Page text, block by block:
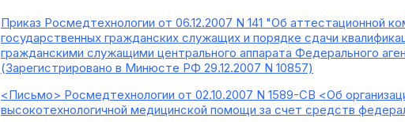
Приказ Росмедтехнологии от 06.12.2007 N 141 "Об аттестационной
государственных гражданских служащих и порядке сдачи
гражданскими служащими центрального аппарата Федерального
(Зарегистрировано в Минюсте РФ 29.12.2007 N 10857)
<Письмо> Росмедтехнологии от 02.10.2007 N 1589-СВ <Об
высокотехнологичной медицинской помощи за счет средств